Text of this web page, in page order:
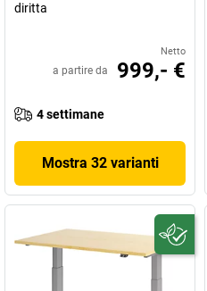
diritta
Netto
a partire da 999,- €
4 settimane
Mostra 32 varianti